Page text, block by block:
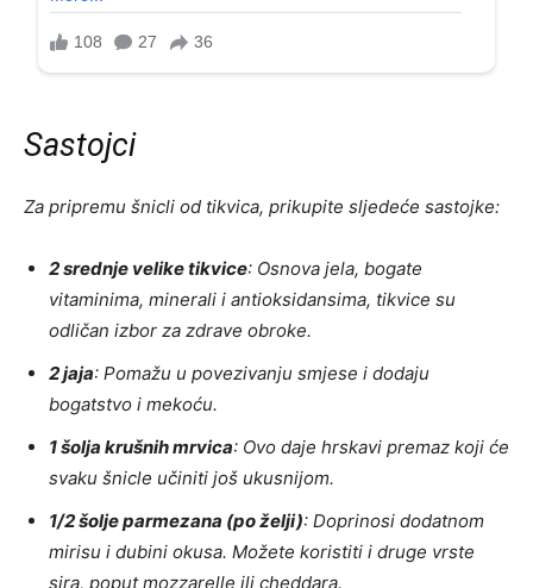
Sastojci
Za pripremu šnicli od tikvica, prikupite sljedeće sastojke:
2 srednje velike tikvice: Osnova jela, bogate
vitaminima, minerali i antioksidansima, tikvice su
odličan izbor za zdrave obroke.
2 jaja: Pomažu u povezivanju smjese i dodaju
bogatstvo i mekoću.
1 šolja krušnih mrvica: Ovo daje hrskavi premaz koji će
svaku šnicle učiniti još ukusnijom.
1/2 šolje parmezana (po želji): Doprinosi dodatnom
mirisu i dubini okusa. Možete koristiti i druge vrste
sira, poput mozzarelle ili cheddara.